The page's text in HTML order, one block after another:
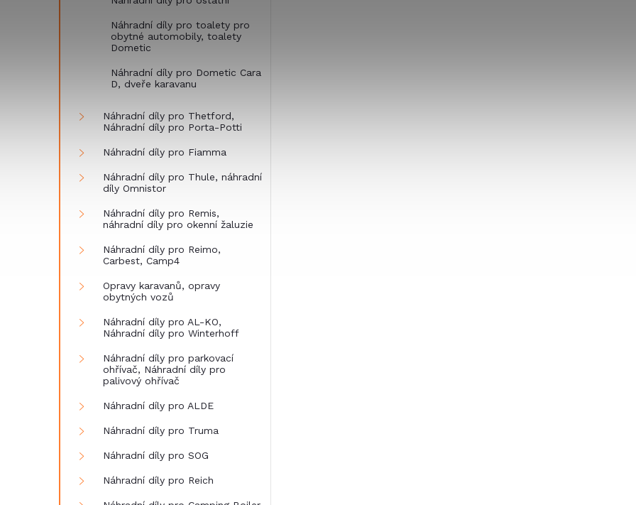
Náhradní díly pro toalety pro
obytné automobily, toalety
Dometic
Náhradní díly pro Dometic Cara
D, dveře karavanu
Náhradní díly pro Thetford,
Náhradní díly pro Porta-Potti
Náhradní díly pro Fiamma
Náhradní díly pro Thule, náhradní
díly Omnistor
Náhradní díly pro Remis,
náhradní díly pro okenní žaluzie
Náhradní díly pro Reimo,
Carbest, Camp4
Opravy karavanů, opravy
obytných vozů
Náhradní díly pro AL-KO,
Náhradní díly pro Winterhoff
Náhradní díly pro parkovací
ohřívač, Náhradní díly pro
palivový ohřívač
Náhradní díly pro ALDE
Náhradní díly pro Truma
Náhradní díly pro SOG
Náhradní díly pro Reich